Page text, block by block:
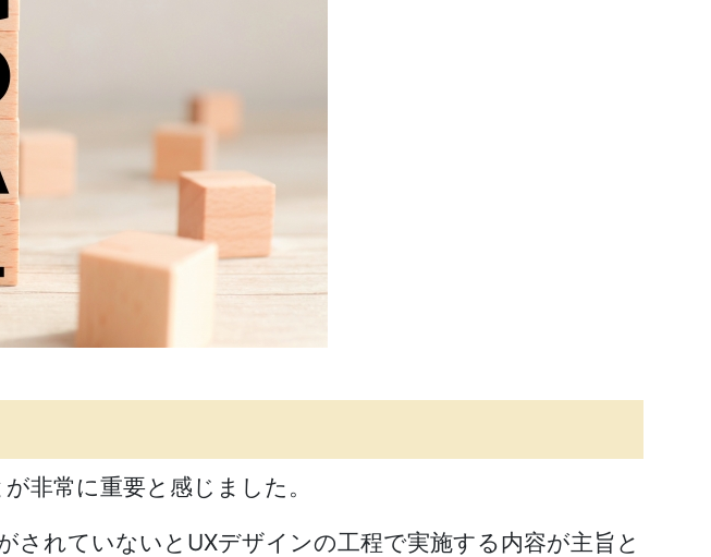
非常に重要と感じました。
れていないとUXデザインの工程で実施する内容が主旨と